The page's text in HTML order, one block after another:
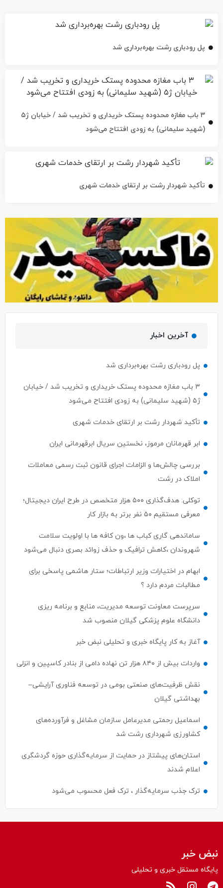
پل رودباری رشت بهره‌برداری شد
۳ باب مغازه محدوده پستک خریداری و تخریب شد / خیابان ژ۵
(شهید سلیمانی) به زودی افتتاح می‌شود
تأکید شهردار رشت بر ارتقای خدمات شهری
آخرین اخبار
پل رودباری رشت بهره‌برداری شد
۳ باب مغازه محدوده پستک خریداری و تخریب شد / خیابان
ژ۵ (شهید سلیمانی) به زودی افتتاح می‌شود
تأکید شهردار رشت بر ارتقای خدمات شهری
ابر قهرمانان مرموز، نخستین سریال ابرقهرمانی ایران
بررسی چالش‌ها و الزامات اجرای قانون ثبت رسمی معاملات
املاک در رشت
توکلی: هدف‌گذاری ۵۰۰ هزار متخصص در طرح ایران دیجیتال؛
معرفی مستقیم ۵۰ نفر برتر به بازار کار
ساماندهی گاری کباب ها ،ون کافه ها با اولویت سلامت
شهروندان ،کاهش ترافیک و حذف زوائد بصری دنبال می‌شود
ابهام در اختیارات وزیر ارتباطات؛ ستار هاشمی پاسخی برای
مطالبات مردم دارد ؟
سرپرست معاونت توسعه مدیریت، منابع و برنامه ریزی
دانشگاه علوم پزشکی گیلان منصوب شد
آغاز به کار پایگاه خبری و تحلیلی نبض خبر
واردات بیش از ۸۴۰ هزار تن نهاده دامی از بنادر كاسپین و انزلی
نقش ظرفیت‌های صنعتی بومی در توسعه فناوری آرایشی–
بهداشتی گیلان
اسماعیل رحمتی مدیرعامل سازمان مشاغل و فرآورده‌های
کشاورزی شهرداری رشت شد
استان‌های پیشتاز در حمایت از سرمایه‌گذاری حوزه گردشگری
اعلام شدند
ترک جذب سرمایه‌گذار ، ترک فعل محسوب می‌شود
نبض خبر
پایگاه مستقل خبری و تحلیلی